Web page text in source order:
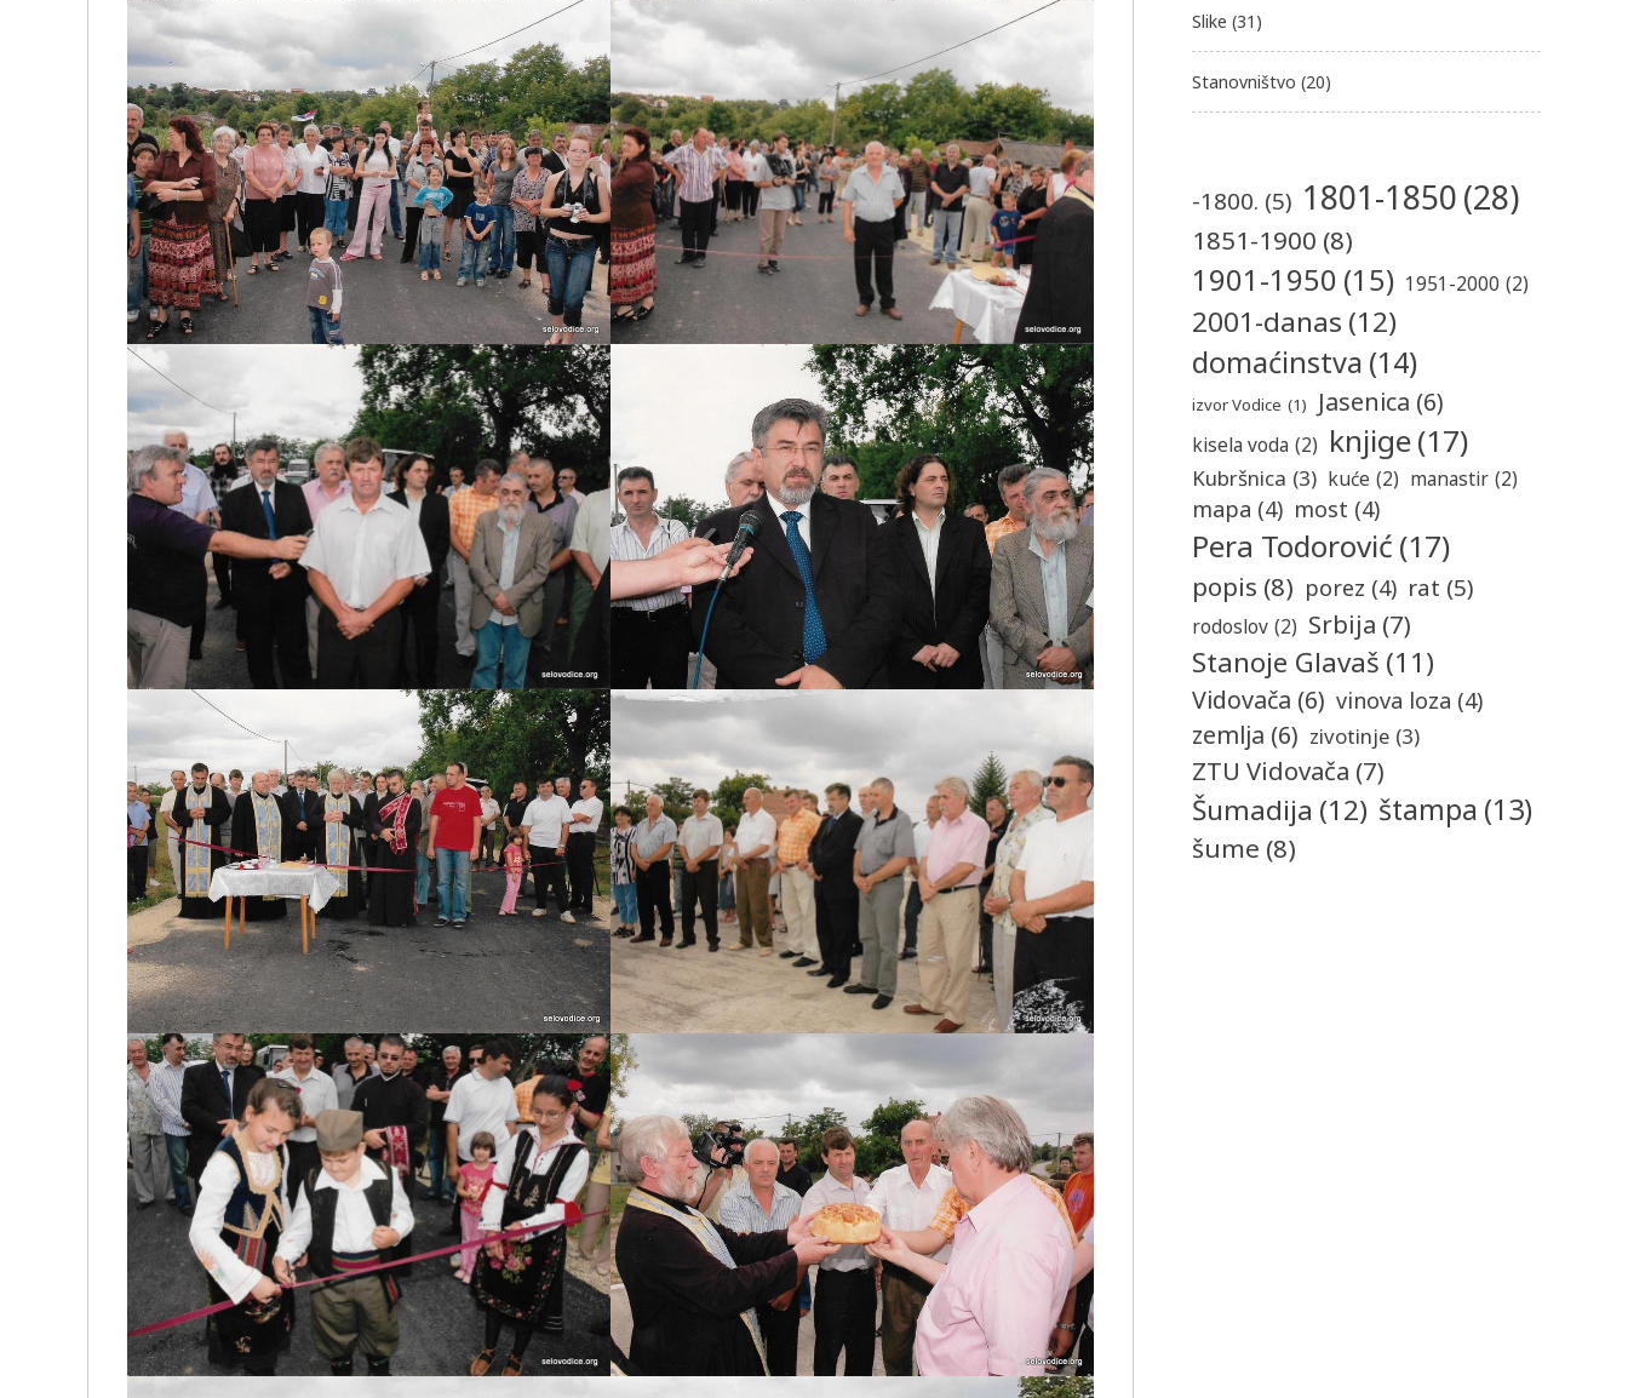
Slike (31)
Stanovništvo (20)
-1800. (5) 1801-1850(28)
1851-1900 (8)
1901-1950 (15) 1951-2000 (2)
2001-danas (12)
domaćinstva (14)
izvor Vodice (1) Jasenica (6)
kisela voda (2) knjige(17)
Kubršnica (3) kuće (2) manastir (2)
mapa (4) most (4)
Pera Todorović (17)
popis (8) porez (4) rat (5)
rodoslov (2) Srbija (7)
Stanoje Glavaš (11)
Vidovača (6) vinova loza (4)
zemlja (6) zivotinje (3)
ZTU Vidovača (7)
Šumadija (12) štampa (13)
šume (8)